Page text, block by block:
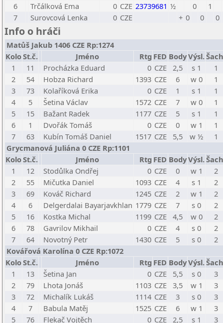
6
Trčálková Ema 0 CZE 23739681 ½ 0
1
7
Surovcová Lenka 0 CZE + 0 0 0
Info o hráči
Matůš Jakub 1406 CZE Rp:1274
KoloSt.č. Jméno Rtg FED BodyVýsl.
1
11 Procházka Eduard 0 CZE 2,5 s 1
1
2
54 Hobza Richard 1393 CZE 6 w 0
1
3
73 Kolaříková Erika 0 CZE 1 s 1
1
4
5 Šetina Václav 1572 CZE 7 w 0
1
5
15 Bažant Radek 1177 CZE 5 s 1
1
6
1 Dvořák Tomáš 0 CZE 0 w 1
1
7
63 Kubín Tomáš Daniel 1517 CZE 5,5 w ½
1
Grycmanová Juliána 0 CZE Rp:1101
KoloSt.č. Jméno Rtg FED BodyVýsl.
1
12 Stodůlka Ondřej 0 CZE 0 w 1
2
2
55 Mičutka Daniel 1093 CZE 4 s 1
2
3
69 Kováč Richard 1245 CZE 2 w 1
2
4
6 Delgerdalai Bayarjavkhlan 1779 CZE 7 s 0
2
5
16 Kostka Michal 1199 CZE 4,5 w 0
2
6
78 Gavrilov Mikhail 0 CZE 4 s 0
2
7
64 Novotný Petr 1430 CZE 5 s 0
2
Kovářová Karolína 0 CZE Rp:1072
KoloSt.č. Jméno Rtg FED BodyVýsl.
1
13 Šetina Jan 0 CZE 5,5 s 0
3
2
79 Lhota Jonáš 1103 CZE 3,5 w 1
3
3
72 Michalík Lukáš 1114 CZE 3 s 0
3
4
7 Babula Matěj 1525 CZE 6 w 1
3
5
76 Flekač Vojtěch 0 CZE 2,5 s 1
3